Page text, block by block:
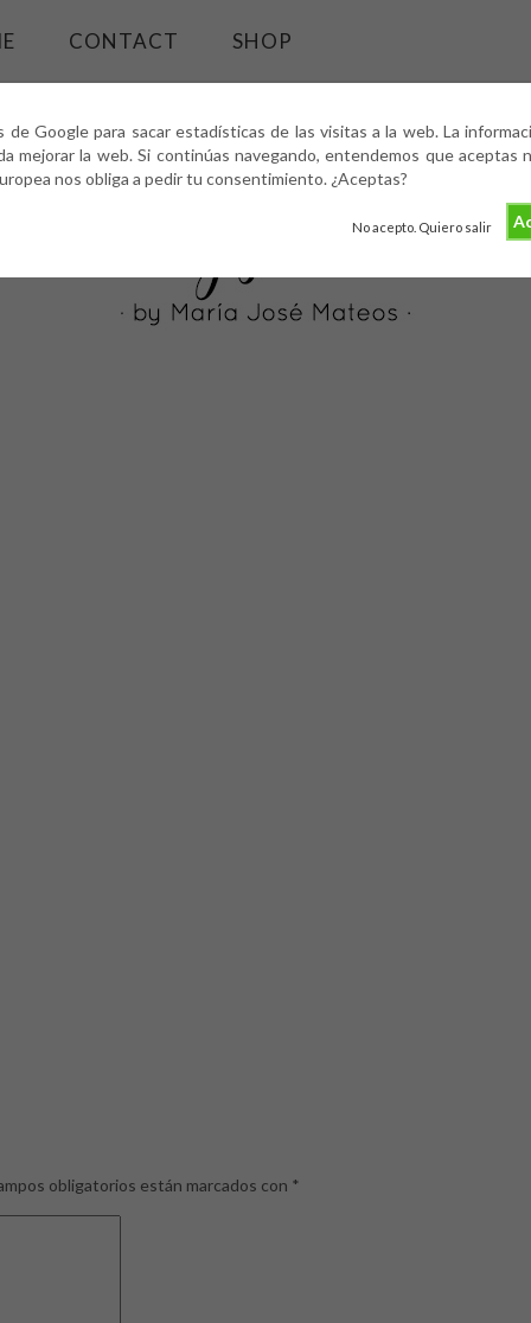
de Google para sacar estadísticas de las visitas a la web. La
mejorar la web. Si continúas navegando, entendemos que aceptas
nos obliga a pedir tu consentimiento. ¿Aceptas?
No acepto. Quiero salir
CONTACT SHOP
obligatorios están marcados con *